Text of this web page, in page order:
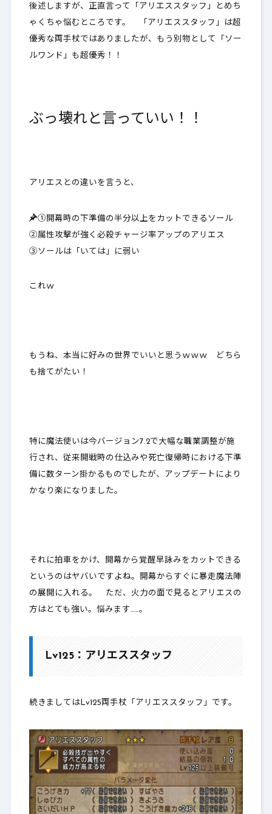
後述しますが、正直言って「アリエススタッフ」とめち
ゃくちゃ悩むところです。 「アリエススタッフ」は超
優秀な両手杖ではありましたが、もう別物として「ソー
ルワンド」も超優秀！！
ぶっ壊れと言っていい！！
アリエスとの違いを言うと、
①開幕時の下準備の半分以上をカットできるソール
②属性攻撃が強く必殺チャージ率アップのアリエス
③ソールは「いては」に弱い
これｗ
もうね、本当に好みの世界でいいと思うｗｗｗ どちら
も捨てがたい！
特に魔法使いは今バージョン7.2で大幅な職業調整が施
行され、従来開戦時の仕込みや死亡復帰時における下準
備に数ターン掛かるものでしたが、アップデートにより
かなり楽になりました。
それに拍車をかけ、開幕から覚醒早詠みをカットできる
というのはヤバいですよね。開幕からすぐに暴走魔法陣
の展開に入れる。 ただ、火力の面で見るとアリエスの
方はとても強い。悩みます……。
Lv125：アリエススタッフ
続きましてはLv125両手杖「アリエススタッフ」です。